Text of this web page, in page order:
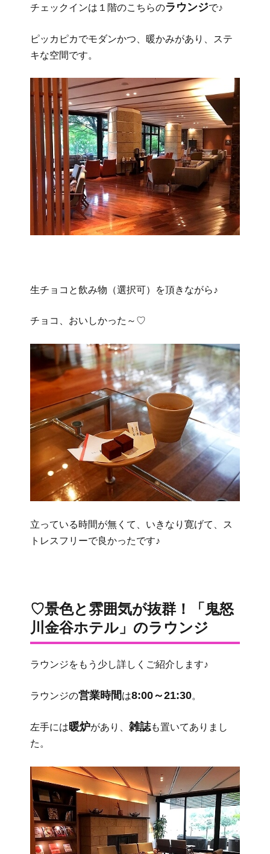
チェックインは１階のこちらのラウンジで♪
ピッカピカでモダンかつ、暖かみがあり、ステ
キな空間です。
生チョコと飲み物（選択可）を頂きながら♪
チョコ、おいしかった～♡
立っている時間が無くて、いきなり寛げて、ス
トレスフリーで良かったです♪
♡景色と雰囲気が抜群！「鬼怒
川金谷ホテル」のラウンジ
ラウンジをもう少し詳しくご紹介します♪
ラウンジの営業時間は8:00～21:30。
左手には暖炉があり、 雑誌も置いてありまし
た。